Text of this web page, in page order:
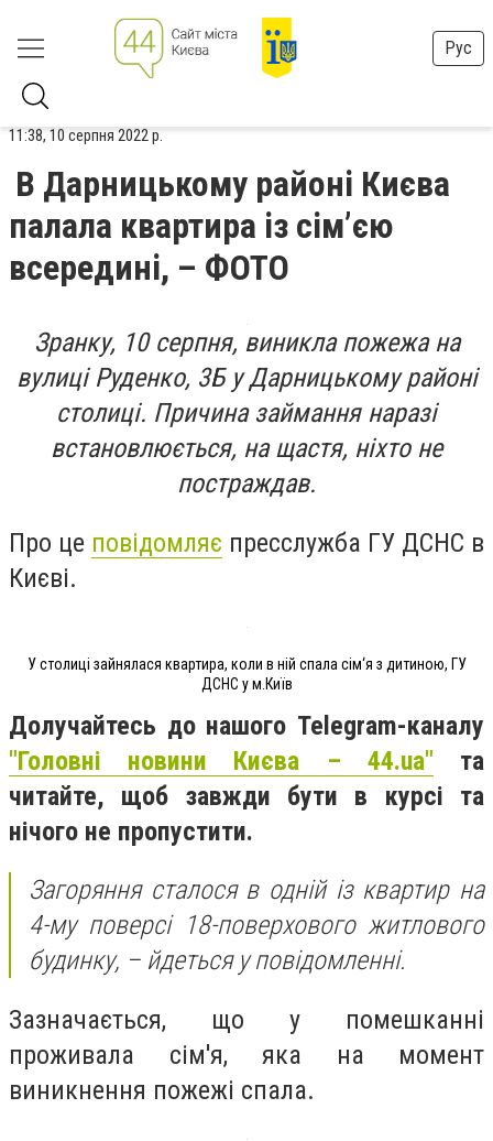
Рус
11:38, 10 серпня 2022 р.
В Дарницькому районі Києва
палала квартира із сім’єю
всередині, – ФОТО
Зранку, 10 серпня, виникла пожежа на
вулиці Руденко, 3Б у Дарницькому районі
столиці. Причина займання наразі
встановлюється, на щастя, ніхто не
постраждав.
Про це повідомляє пресслужба ГУ ДСНС в
Києві.
У столиці зайнялася квартира, коли в ній спала сім‘я з дитиною, ГУ
ДСНС у м.Київ
Долучайтесь до нашого Telegram-каналу
"Головні новини Києва – 44.ua" та
читайте, щоб завжди бути в курсі та
нічого не пропустити.
Загоряння сталося в одній із квартир на
4-му поверсі 18-поверхового житлового
будинку, – йдеться у повідомленні.
Зазначається, що у помешканні
проживала сім'я, яка на момент
виникнення пожежі спала.